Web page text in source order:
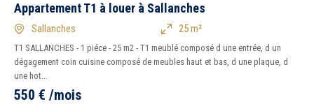
Appartement T1 à louer à Sallanches
Sallanches 25 m²
T1 SALLANCHES - 1 piéce - 25 m2 - T1 meublé composé d une entrée, d un
dégagement coin cuisine composé de meubles haut et bas, d une plaque, d
une hot...
550 € /mois